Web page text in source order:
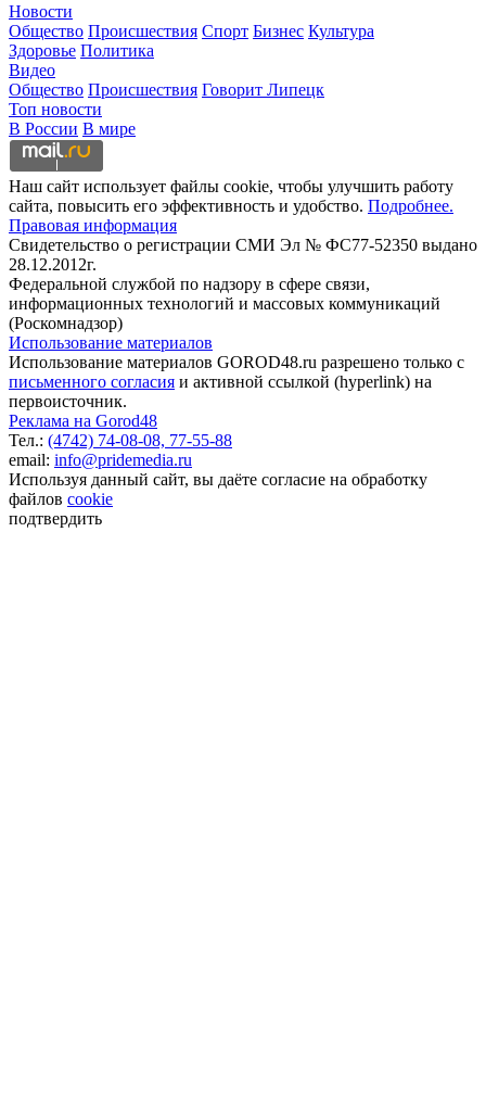
Новости
Общество Происшествия Спорт Бизнес Культура
Здоровье Политика
Видео
Общество Происшествия Говорит Липецк
Топ новости
В России В мире
Наш сайт использует файлы cookie, чтобы улучшить работу
сайта, повысить его эффективность и удобство. Подробнее.
Правовая информация
Свидетельство о регистрации СМИ Эл № ФС77-52350 выдано
28.12.2012г.
Федеральной службой по надзору в сфере связи,
информационных технологий и массовых коммуникаций
(Роскомнадзор)
Использование материалов
Использование материалов GOROD48.ru разрешено только с
письменного согласия и активной ссылкой (hyperlink) на
первоисточник.
Реклама на Gorod48
Тел.: (4742) 74-08-08, 77-55-88
email: info@pridemedia.ru
Используя данный сайт, вы даёте согласие на обработку
файлов cookie
подтвердить